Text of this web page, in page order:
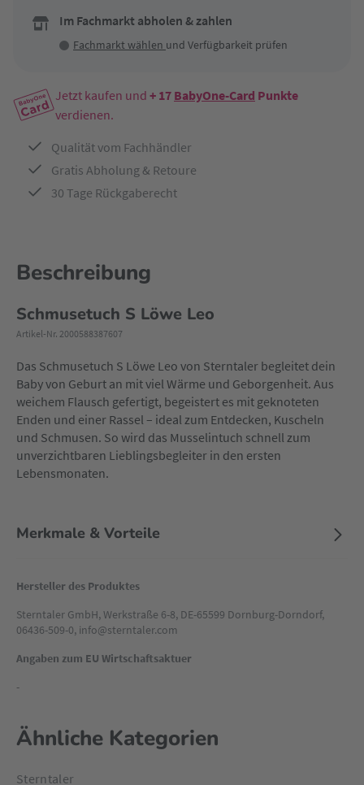
Im Fachmarkt abholen & zahlen
Fachmarkt wählen und Verfügbarkeit prüfen
Jetzt kaufen und + 17 BabyOne-Card Punkte
verdienen.
Qualität vom Fachhändler
Gratis Abholung & Retoure
30 Tage Rückgaberecht
Beschreibung
Schmusetuch S Löwe Leo
Artikel-Nr. 2000588387607
Das Schmusetuch S Löwe Leo von Sterntaler begleitet dein
Baby von Geburt an mit viel Wärme und Geborgenheit. Aus
weichem Flausch gefertigt, begeistert es mit geknoteten
Enden und einer Rassel – ideal zum Entdecken, Kuscheln
und Schmusen. So wird das Musselintuch schnell zum
unverzichtbaren Lieblingsbegleiter in den ersten
Lebensmonaten.
Merkmale & Vorteile
Hersteller des Produktes
Sterntaler GmbH, Werkstraße 6-8, DE-65599 Dornburg-Dorndorf,
06436-509-0, info@sterntaler.com
Angaben zum EU Wirtschaftsaktuer
-
Ähnliche Kategorien
Sterntaler